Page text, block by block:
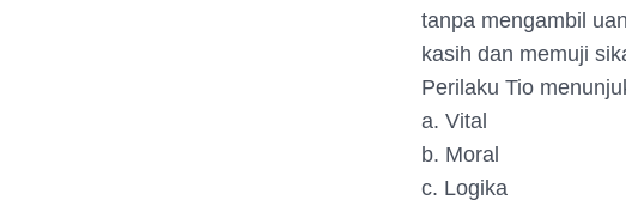
tanpa mengambil
kasih dan memuji
Perilaku Tio
a. Vital
b. Moral
c. Logika